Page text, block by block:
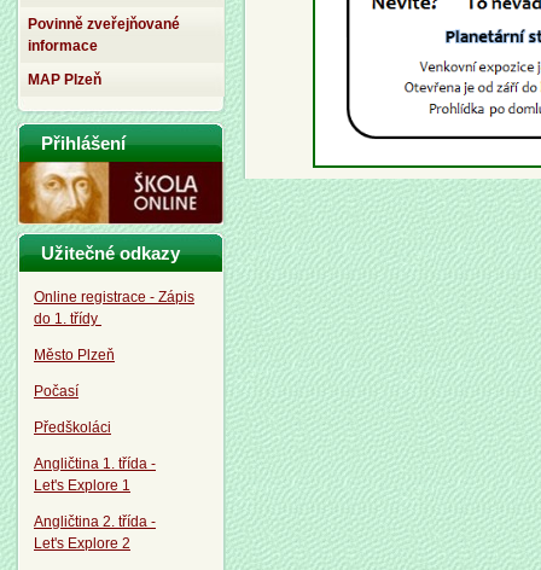
Povinně zveřejňované
informace
MAP Plzeň
Přihlášení
Užitečné odkazy
Online registrace - Zápis
do 1. třídy
Město Plzeň
Počasí
Předškoláci
Angličtina 1. třída -
Let's Explore 1
Angličtina 2. třída -
Let's Explore 2